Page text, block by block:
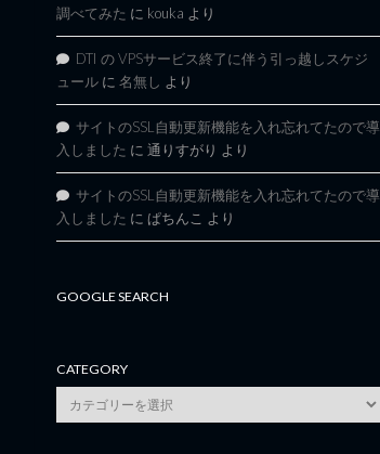
調べてみた に kouka より
DTI の VPSサービス終了に伴う引っ越しスケジ
ュール に 名無し より
サイトのSSL自動更新機能を入れ忘れてたので導
入しました に 通りすがり より
サイトのSSL自動更新機能を入れ忘れてたので導
入しました に ぱちんこ より
GOOGLE SEARCH
CATEGORY
category